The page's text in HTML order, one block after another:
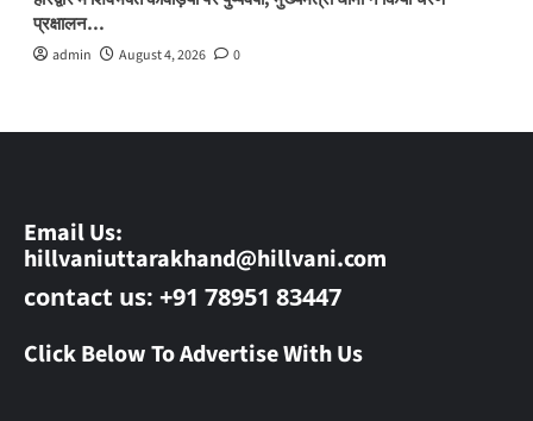
प्रक्षालन…
admin August 4, 2026 0
Email Us:
hillvaniuttarakhand@hillvani.com
contact us: +91 78951 83447
Click Below To Advertise With Us